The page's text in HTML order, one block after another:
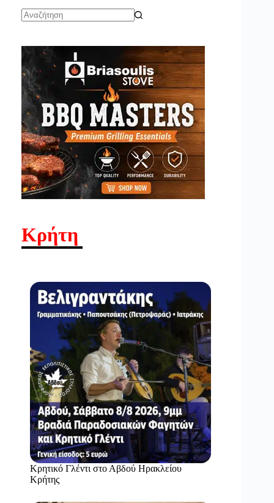
Κρήτη
Κρητικό Γλέντι στο Αβδού Ηρακλείου
Κρήτης